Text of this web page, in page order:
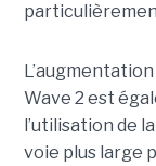
Wave 2 est
l’utilisation de
voie plus large